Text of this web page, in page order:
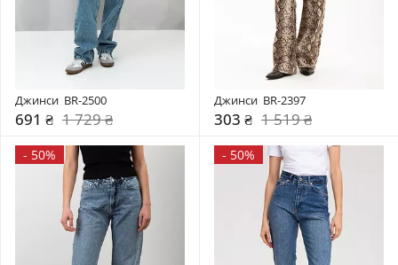
Джинси  BR-2500
691 ₴ 1 729 ₴
Джинси  BR-2397
303 ₴ 1 519 ₴
- 50% - 50%